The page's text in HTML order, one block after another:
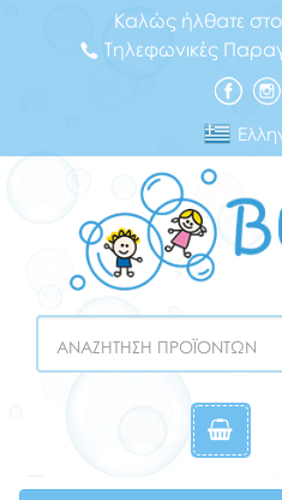
Καλώς ήλθατε
Τηλεφωνικές